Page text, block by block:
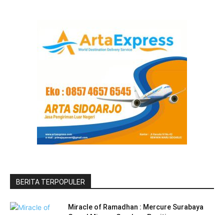
BERITA TERPOPULER
Miracle of Ramadhan : Mercure Surabaya